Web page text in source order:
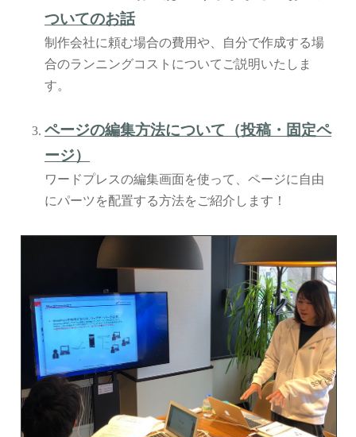
ついてのお話
制作会社に頼む場合の費用や、自分で作成する場
合のランニングコストについてご説明いたしま
す。
ページの編集方法について（投稿・固定ペ
ージ）
ワードプレスの編集画面を使って、ページに自由
にパーツを配置する方法をご紹介します！